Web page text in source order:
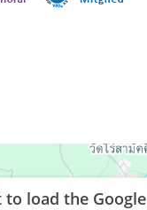
load the Google